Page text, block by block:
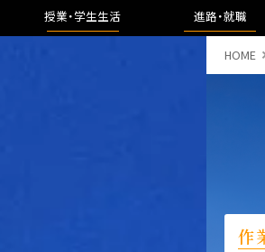
授業・学生生活 進路・就職
HOME
作